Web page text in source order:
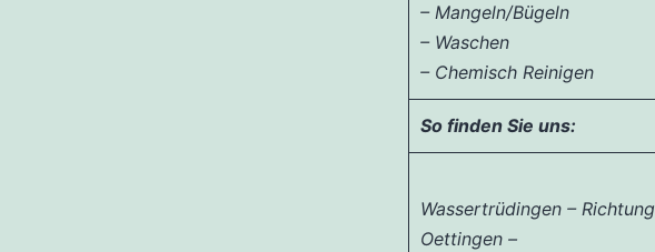
– Mangeln/Bügeln
– Waschen
– Chemisch Reinigen
So finden Sie uns:
Wassertrüdingen – Richtung
Oettingen –